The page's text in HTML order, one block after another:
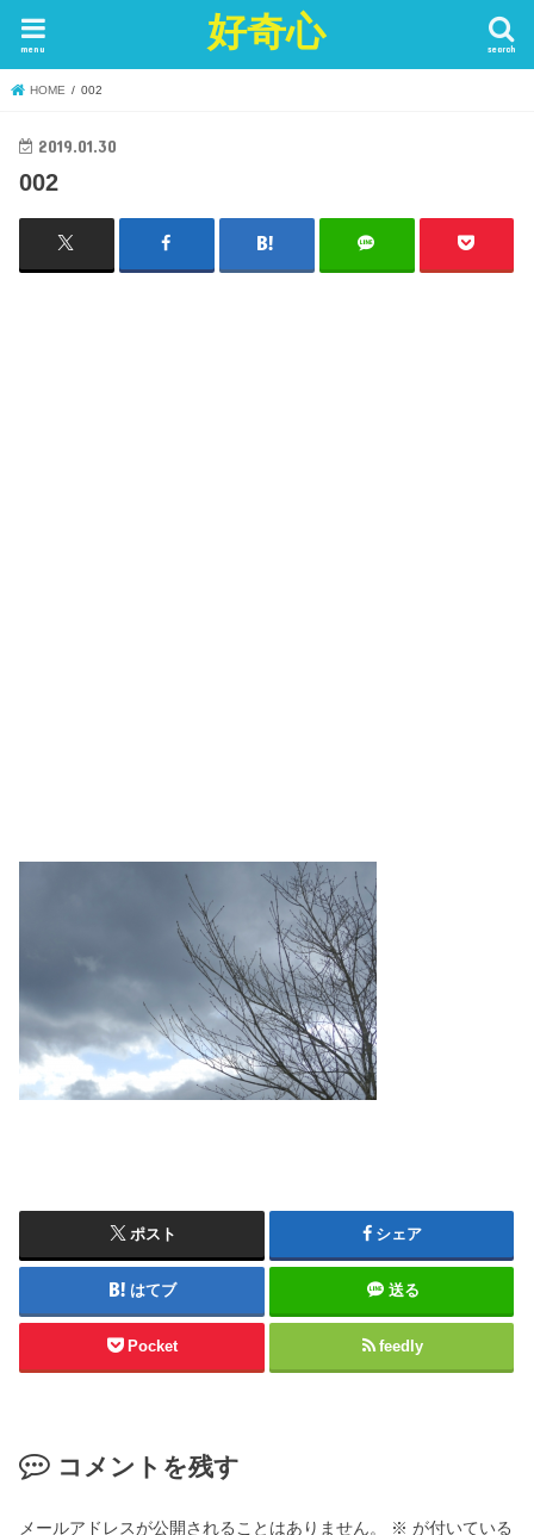
好奇心 search
menu
HOME 002
2019.01.30
002
ポスト シェア
はてブ 送る
Pocket feedly
コメントを残す
メールアドレスが公開されることはありません。 ※ が付いている